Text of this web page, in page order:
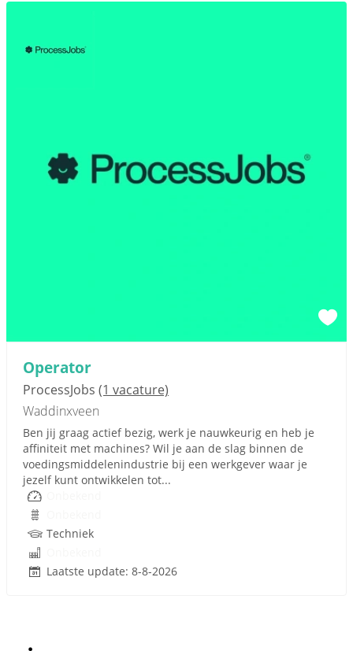
Operator
ProcessJobs (1 vacature)
Waddinxveen
Ben jij graag actief bezig, werk je nauwkeurig en heb je
affiniteit met machines? Wil je aan de slag binnen de
voedingsmiddelenindustrie bij een werkgever waar je
jezelf kunt ontwikkelen tot...
Techniek
Laatste update: 8-8-2026